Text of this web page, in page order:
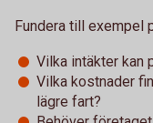
Fundera till exempel
Vilka intäkter kan
Vilka kostnader
lägre fart?